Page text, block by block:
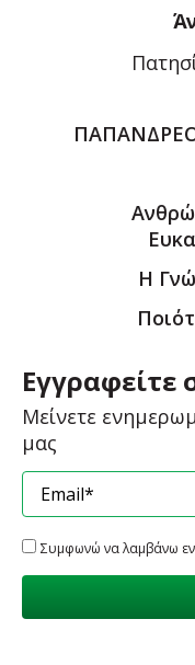
Η
Μείνετε
μας
Συμφωνώ να λαμβάνω